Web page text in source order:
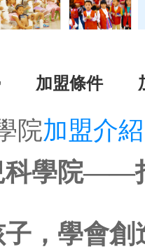
加盟條件
院加盟介紹
科學院——
，學會創